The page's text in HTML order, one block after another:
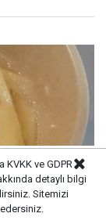
ve GDPR
detaylı bilgi
Sitemizi